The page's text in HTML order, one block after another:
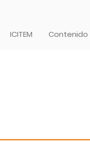
ICITEM